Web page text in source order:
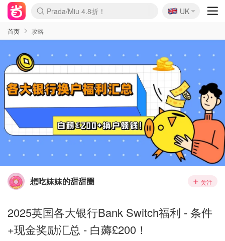
Prada/Miu 4.8折！
🇬🇧
UK
首页 攻略
想吃妹妹的甜甜圈 关注
2025英国各大银行Bank Switch福利 - 条件
+现金奖励汇总 - 白薅£200！